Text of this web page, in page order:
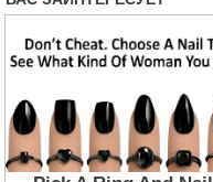
ДОБАВИТЬ
В
ЗАКЛАДКИ